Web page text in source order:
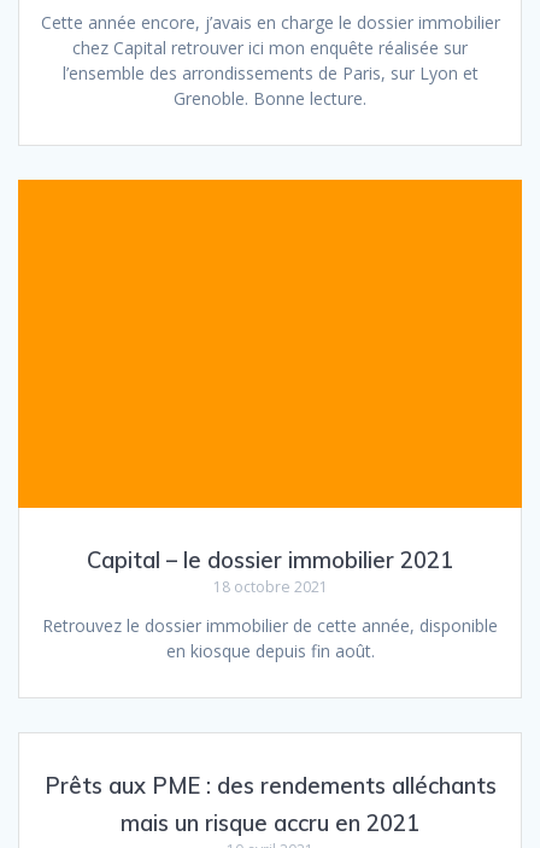
Cette année encore, j’avais en charge le dossier immobilier
chez Capital retrouver ici mon enquête réalisée sur
l’ensemble des arrondissements de Paris, sur Lyon et
Grenoble. Bonne lecture.
Capital – le dossier immobilier 2021
18 octobre 2021
Retrouvez le dossier immobilier de cette année, disponible
en kiosque depuis fin août.
Prêts aux PME : des rendements alléchants
mais un risque accru en 2021